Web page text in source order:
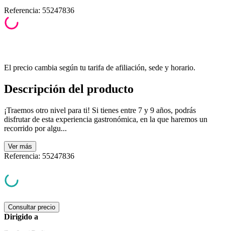
Referencia: 55247836
El precio cambia según tu tarifa de afiliación, sede y horario.
Descripción del producto
¡Traemos otro nivel para ti! Si tienes entre 7 y 9 años, podrás
disfrutar de esta experiencia gastronómica, en la que haremos un
recorrido por algu...
Ver más
Referencia: 55247836
Consultar precio
Dirigido a